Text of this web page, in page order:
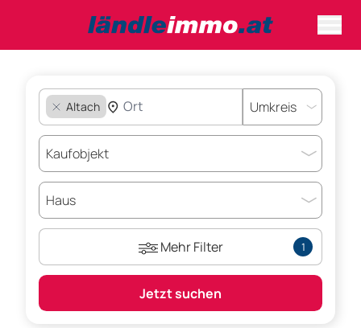
Altach
Mehr Filter 1
Jetzt suchen